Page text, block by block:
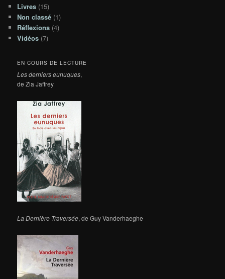
Livres (15)
Non classé (1)
Réflexions (4)
Vidéos (7)
EN COURS DE LECTURE
Les derniers eunuques,
de Zia Jaffrey
La Dernière Traversée, de Guy Vanderhaeghe